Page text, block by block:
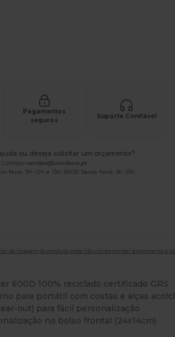
Pagamentos
seguros
Suporte Confiável
ou deseja solicitar um orçamento?
Contatovendas@wordans.pt
feira: 9h-12h e 13h-16h30 Sexta-feira: 9h-13h
da imagem do produto pode não corresponder exatamente à
600D 100% reciclado certificado GRS
para portátil com costas e alças
out) para fácil personalização
no bolso frontal (24x14cm)